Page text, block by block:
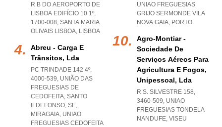
R B DO AEROPORTO DE
LISBOA EDIFÍCIO 10 1º,
1700-008, SANTA MARIA
OLIVAIS LISBOA, LISBOA
Abreu - Carga E
Trânsitos, Lda
PC TRINDADE 142 4º,
4000-539, UNIÃO DAS
FREGUESIAS DE
CEDOFEITA, SANTO
ILDEFONSO, SE,
MIRAGAIA, UNIAO
FREGUESIAS CEDOFEITA
UNIAO FREGUESIAS
GRIJO SERMONDE VILA
NOVA GAIA, PORTO
Agro-Montiar -
Sociedade De
Serviços Aéreos Para
Agricultura E Fogos,
Unipessoal, Lda
R S. SILVESTRE 158,
3460-509, UNIAO
FREGUESIAS TONDELA
NANDUFE, VISEU